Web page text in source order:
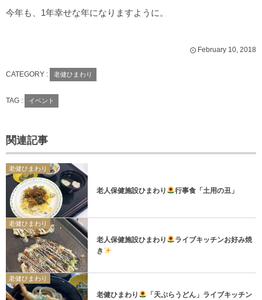
今年も、1年幸せな年になりますように。
February 10 2018
CATEGORY : 老健ひまわり
TAG : イベント
関連記事
老健ひまわり
老人保健施設ひまわり 行事食「土用の丑」
老健ひまわり
老人保健施設ひまわり
ライブキッチンお好み焼
き
老健ひまわり
老健ひまわり
「天ぷらうどん」ライブキッチン